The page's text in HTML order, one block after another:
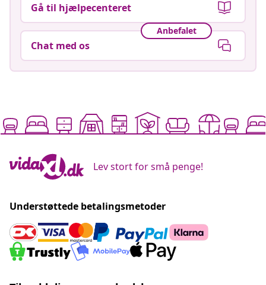
Gå til hjælpecenteret
Anbefalet
Chat med os
Lev stort for små penge!
Understøttede betalingsmetoder